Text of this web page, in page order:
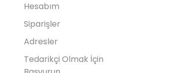
Hesabım
Siparişler
Adresler
Tedarikçi Olmak İçin